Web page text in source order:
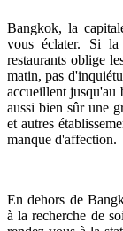
Bangkok, la
vous éclater. Si la
restaurants oblige
matin, pas
accueillent jusqu'au
aussi bien sûr une
et autres
manque d'affection.
En dehors de
à la recherche de